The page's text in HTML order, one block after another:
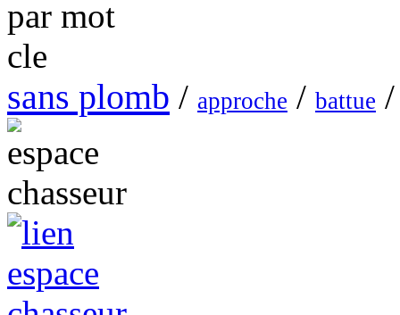
sans plomb / approche / battue /